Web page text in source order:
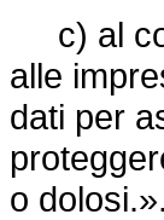
c) al
alle
dati per
o dolosi.».